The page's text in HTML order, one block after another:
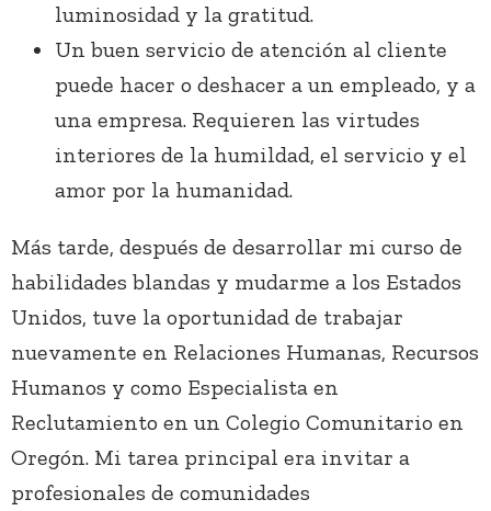
luminosidad y la gratitud.
Un buen servicio de atención al cliente
puede hacer o deshacer a un empleado, y a
una empresa. Requieren las virtudes
interiores de la humildad, el servicio y el
amor por la humanidad.
Más tarde, después de desarrollar mi curso de
habilidades blandas y mudarme a los Estados
Unidos, tuve la oportunidad de trabajar
nuevamente en Relaciones Humanas, Recursos
Humanos y como Especialista en
Reclutamiento en un Colegio Comunitario en
Oregón. Mi tarea principal era invitar a
profesionales de comunidades